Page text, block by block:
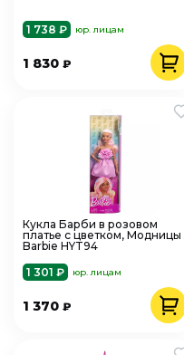
1 738 ₽ юр. лицам
1 830 ₽
Кукла Барби в розовом
платье с цветком, Модницы
Barbie HYT94
1 301 ₽
юр. лицам
1 370 ₽